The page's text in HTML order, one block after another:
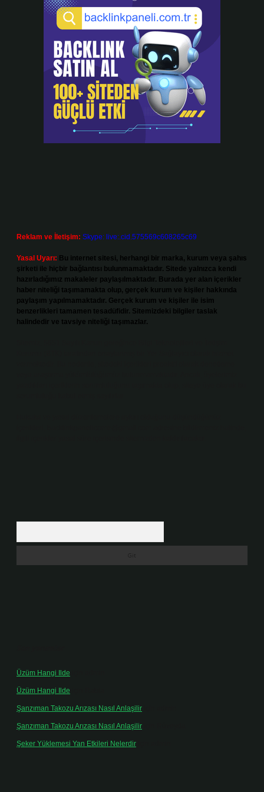
Reklam ve İletişim: Skype: live:.cid.575569c608265c69
Yasal Uyarı: Bu internet sitesi, herhangi bir marka, kurum veya şahıs
şirketi ile hiçbir bağlantısı bulunmamaktadır. Sitede yalnızca kendi
hazırladığımız makaleler paylaşılmaktadır. Burada yer alan içerikler
haber niteliği taşımamakta olup, gerçek kurum ve kişiler hakkında
paylaşım yapılmamaktadır. Gerçek kurum ve kişiler ile isim
benzerlikleri tamamen tesadüfidir. Sitemizdeki bilgiler taslak
halindedir ve tavsiye niteliği taşımazlar.
Üzüm Hangi Ilde
Üzüm Hangi Ilde
Şanzıman Takozu Arızası Nasıl Anlaşilir
Şanzıman Takozu Arızası Nasıl Anlaşilir
Şeker Yüklemesi Yan Etkileri Nelerdir